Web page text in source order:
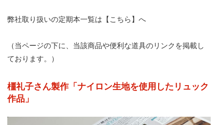
弊社取り扱いの定期本一覧は【 こちら 】へ
（当ページの下に、当該商品や便利な道具のリンクを掲載し
ております。）
橿礼子さん製作「ナイロン生地を使用したリュック
作品」